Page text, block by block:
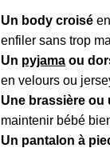
Un body croisé
enfiler sans trop
Un pyjama ou
en velours ou
Une brassière ou
maintenir bébé
Un pantalon à